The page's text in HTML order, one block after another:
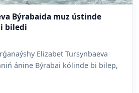
Býrabaida muz ústinde
biledi
Elizabet Tursynbaeva
ánine Býrabai kólinde bi bilep,